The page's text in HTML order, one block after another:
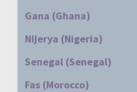
Gana (Ghana)
Nijerya (Nigeria)
Senegal (Senegal)
Fas (Morocco)